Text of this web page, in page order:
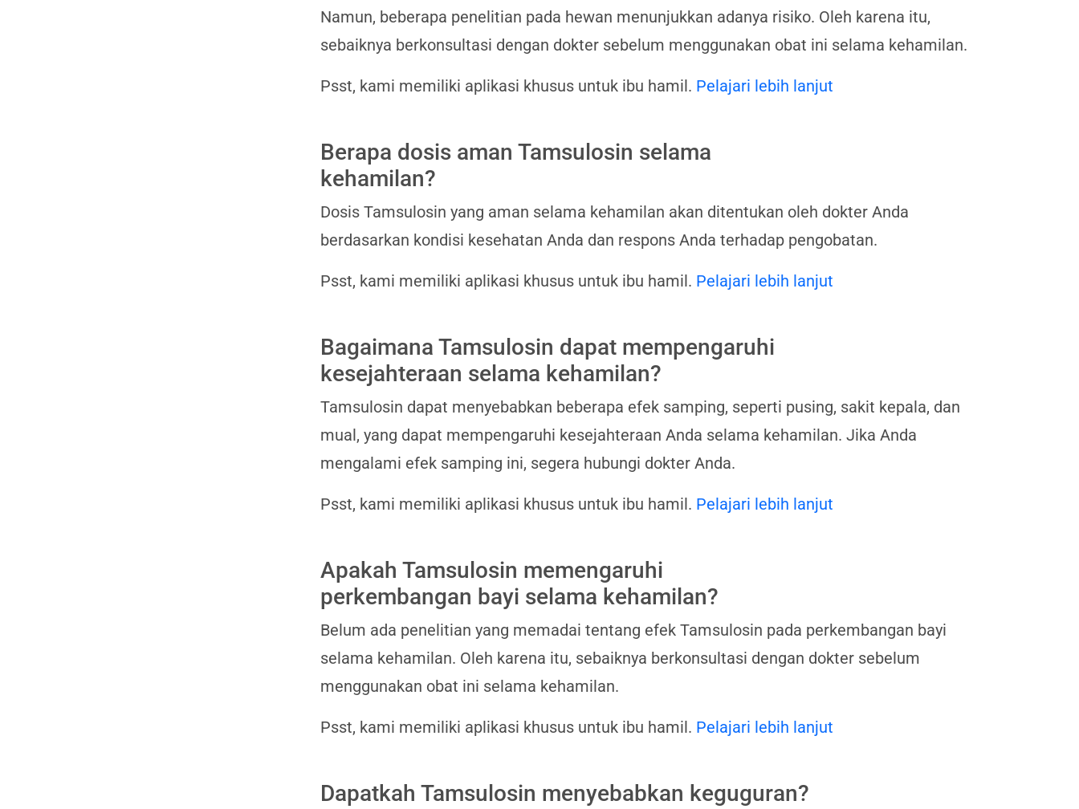
Namun, beberapa penelitian pada hewan menunjukkan adanya risiko. Oleh karena itu,
sebaiknya berkonsultasi dengan dokter sebelum menggunakan obat ini selama kehamilan.
Psst, kami memiliki aplikasi khusus untuk ibu hamil. Pelajari lebih lanjut
Berapa dosis aman Tamsulosin selama
kehamilan?
Dosis Tamsulosin yang aman selama kehamilan akan ditentukan oleh dokter Anda
berdasarkan kondisi kesehatan Anda dan respons Anda terhadap pengobatan.
Psst, kami memiliki aplikasi khusus untuk ibu hamil. Pelajari lebih lanjut
Bagaimana Tamsulosin dapat mempengaruhi
kesejahteraan selama kehamilan?
Tamsulosin dapat menyebabkan beberapa efek samping, seperti pusing, sakit kepala, dan
mual, yang dapat mempengaruhi kesejahteraan Anda selama kehamilan. Jika Anda
mengalami efek samping ini, segera hubungi dokter Anda.
Psst, kami memiliki aplikasi khusus untuk ibu hamil. Pelajari lebih lanjut
Apakah Tamsulosin memengaruhi
perkembangan bayi selama kehamilan?
Belum ada penelitian yang memadai tentang efek Tamsulosin pada perkembangan bayi
selama kehamilan. Oleh karena itu, sebaiknya berkonsultasi dengan dokter sebelum
menggunakan obat ini selama kehamilan.
Psst, kami memiliki aplikasi khusus untuk ibu hamil. Pelajari lebih lanjut
Dapatkah Tamsulosin menyebabkan keguguran?